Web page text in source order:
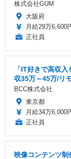
株式会社GUM
大阪府
月給29万6,600
正社員
「IT好きで高収
収35万～45万/リ
BCC株式会社
東京都
月給34万6,000
正社員
映像コンテンツ